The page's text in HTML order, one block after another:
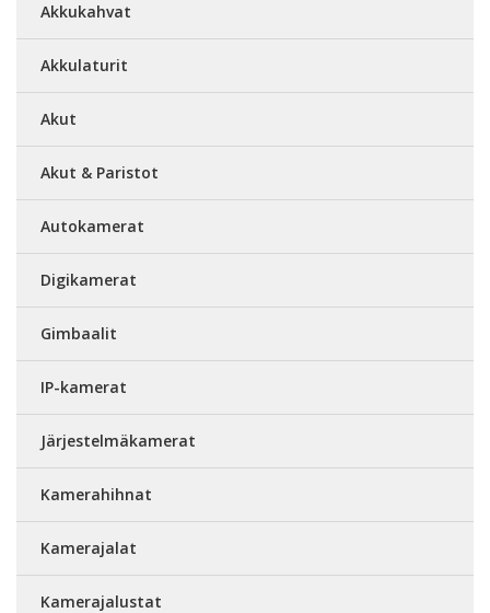
Akkukahvat
Akkulaturit
Akut
Akut & Paristot
Autokamerat
Digikamerat
Gimbaalit
IP-kamerat
Järjestelmäkamerat
Kamerahihnat
Kamerajalat
Kamerajalustat